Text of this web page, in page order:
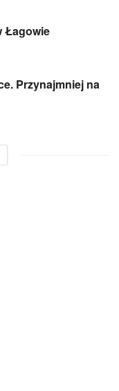
Łagowie
Przynajmniej na